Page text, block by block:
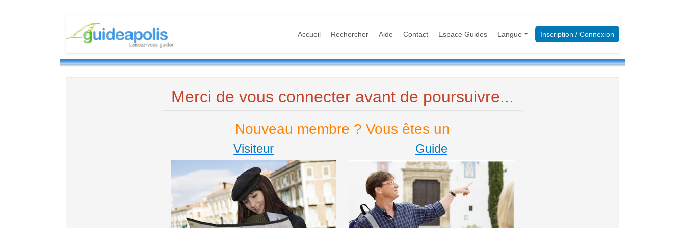
Accueil Rechercher Aide Contact Espace Guides Langue Inscription / Connexion
Merci de vous connecter avant de poursuivre...
Nouveau membre ? Vous êtes un
Visiteur Guide